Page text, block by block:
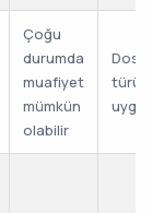
Çoğu
durumda
muafiyet
mümkün
olabilir